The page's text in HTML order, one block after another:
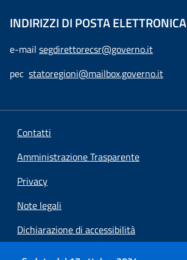
INDIRIZZI DI POSTA ELETTRONICA
e-mail segdirettorecsr@governo.it
pec statoregioni@mailbox.governo.it
Contatti
Amministrazione Trasparente
Privacy
Note legali
Dichiarazione di accessibilità
Preferenze cookie